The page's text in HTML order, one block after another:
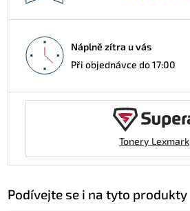
Náplně zítra u vás
Při objednávce do 17:00
Tonery Lexmark
Podívejte se i na tyto produkty